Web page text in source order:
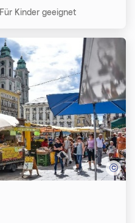
Für Kinder geeignet